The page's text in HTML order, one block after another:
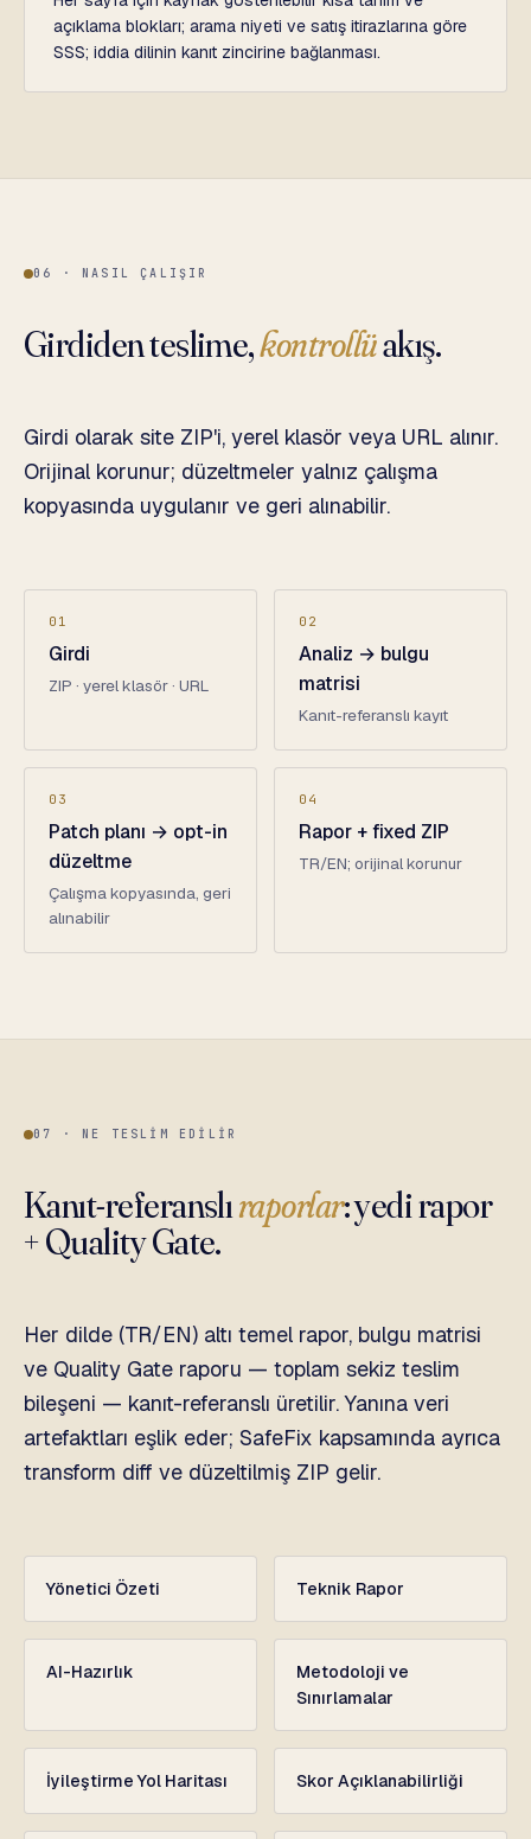
açıklama blokları; arama niyeti ve satış itirazlarına göre
SSS; iddia dilinin kanıt zincirine bağlanması.
06 · NASIL ÇALIŞIR
Girdiden teslime,kontrollüakış.
Girdi olarak site ZIP'i, yerel klasör veya URL alınır.
Orijinal korunur; düzeltmeler yalnız çalışma
kopyasında uygulanır ve geri alınabilir.
01
Girdi
ZIP · yerel klasör · URL
02
Analiz → bulgu
matrisi
Kanıt-referanslı kayıt
03
Patch planı → opt-in
düzeltme
Çalışma kopyasında, geri
alınabilir
04
Rapor + fixed ZIP
TR/EN; orijinal korunur
07 · NE TESLIM EDILIR
Kanıt-referanslıraporlar: yedi rapor
+ Quality Gate.
Her dilde (TR/EN) altı temel rapor, bulgu matrisi
ve Quality Gate raporu — toplam sekiz teslim
bileşeni — kanıt-referanslı üretilir. Yanına veri
artefaktları eşlik eder; SafeFix kapsamında ayrıca
transform diff ve düzeltilmiş ZIP gelir.
Yönetici Özeti Teknik Rapor
AI-Hazırlık
Metodoloji ve
Sınırlamalar
İyileştirme Yol Haritası Skor Açıklanabilirliği